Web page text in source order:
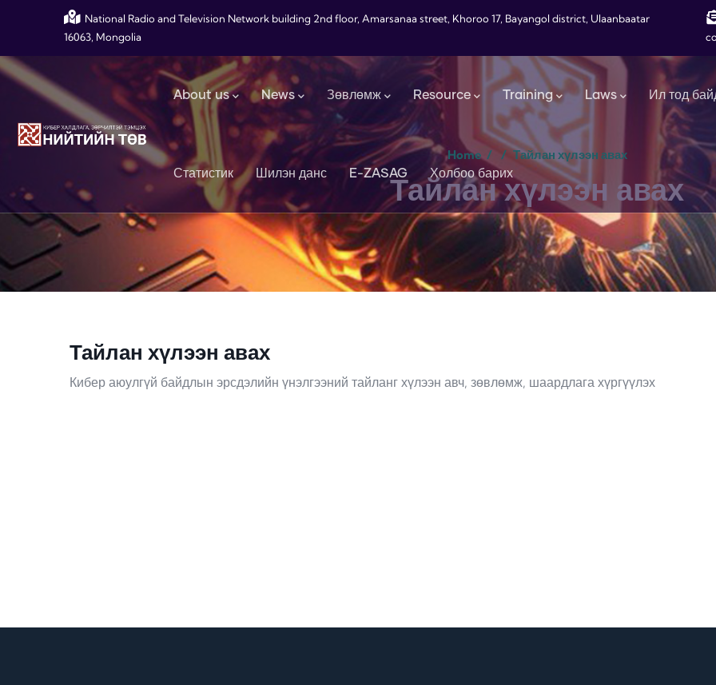
Skip to main contentNational Radio and Television Network building 2nd floor, Amarsanaa street, Khoroo 17, Bayangol district, Ulaanbaatar
16063, Mongolia
Main navigation
About us News Зөвлөмж Resource Training Laws Ил тод
Статистик Шилэн данс E-ZASAG Холбоо барих
Home / / Тайлан хүлээн авах
Тайлан хүлээн авах
Тайлан хүлээн авах
Кибер аюулгүй байдлын эрсдэлийн үнэлгээний тайланг хүлээн авч, зөвлөмж, шаардлага хүргүүлэх